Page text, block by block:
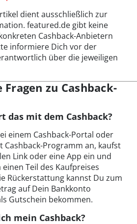
dient ausschließlich zur
featured.de gibt keine
Cashback-Anbietern
informiere Dich vor der
über die jeweiligen
Fragen zu Cashback-
das mit dem Cashback?
einem Cashback-Portal oder
Cashback-Programm an, kaufst
Link oder eine App ein und
Teil des Kaufpreises
Rückerstattung kannst Du zum
auf Dein Bankkonto
Gutschein bekommen.
mein Cashback?